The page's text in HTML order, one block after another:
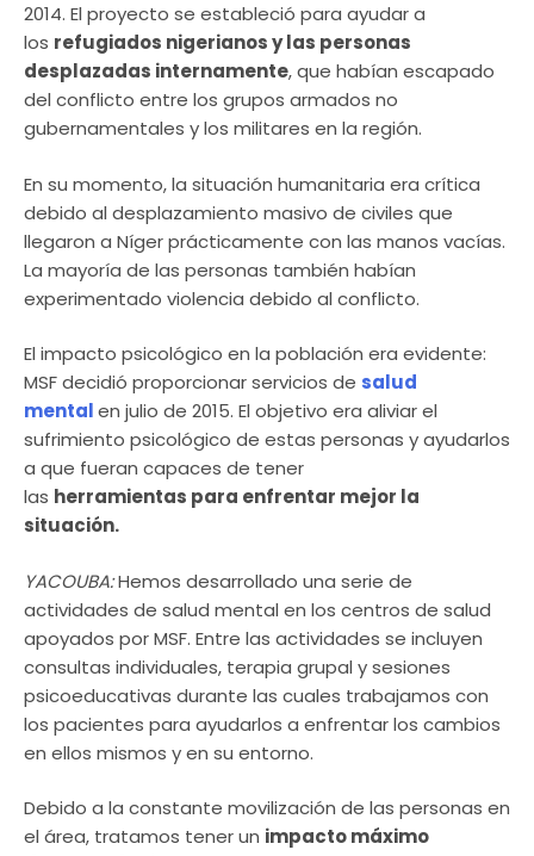
2014. El proyecto se estableció para ayudar a
los refugiados nigerianos y las personas
desplazadas internamente, que habían escapado
del conflicto entre los grupos armados no
gubernamentales y los militares en la región.
En su momento, la situación humanitaria era crítica
debido al desplazamiento masivo de civiles que
llegaron a Níger prácticamente con las manos vacías.
La mayoría de las personas también habían
experimentado violencia debido al conflicto.
El impacto psicológico en la población era evidente:
MSF decidió proporcionar servicios de salud
mentalen julio de 2015. El objetivo era aliviar el
sufrimiento psicológico de estas personas y ayudarlos
a que fueran capaces de tener
las herramientas para enfrentar mejor la
situación.
YACOUBA:Hemos desarrollado una serie de
actividades de salud mental en los centros de salud
apoyados por MSF. Entre las actividades se incluyen
consultas individuales, terapia grupal y sesiones
psicoeducativas durante las cuales trabajamos con
los pacientes para ayudarlos a enfrentar los cambios
en ellos mismos y en su entorno.
Debido a la constante movilización de las personas en
el área, tratamos tener un impacto máximo